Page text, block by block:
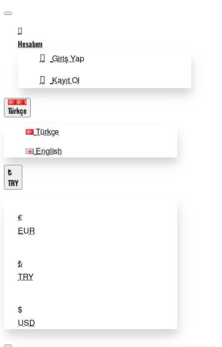
Hesabım
Giriş Yap
Kayıt Ol
Türkçe
Türkçe
English
₺
TRY
€
EUR
₺
TRY
$
USD